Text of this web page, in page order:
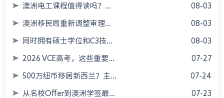
澳洲电工课程值得读吗？... 08-03
澳洲移民局重新调整审理... 08-03
同时拥有硕士学位和C3技... 08-03
2026 VCE高考，这些重要... 07-27
500万纽币移居新西兰？主... 07-24
从名校Offer到澳洲学签最... 07-23